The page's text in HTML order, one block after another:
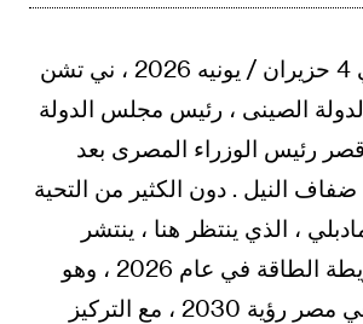
في القاهرة ، في 4 حزيران / يونيه 2026 ، ني تشن
الصينى ، رئيس مجلس الدولة
رئيس الوزراء المصرى بعد
النيل . دون الكثير من التحية
، الذي ينتظر هنا ، ينتشر
مباشرة على خريطة الطاقة في عام 2026 ، وهو
العقد الرئيسي في مصر رؤية 2030 ، مع التركيز